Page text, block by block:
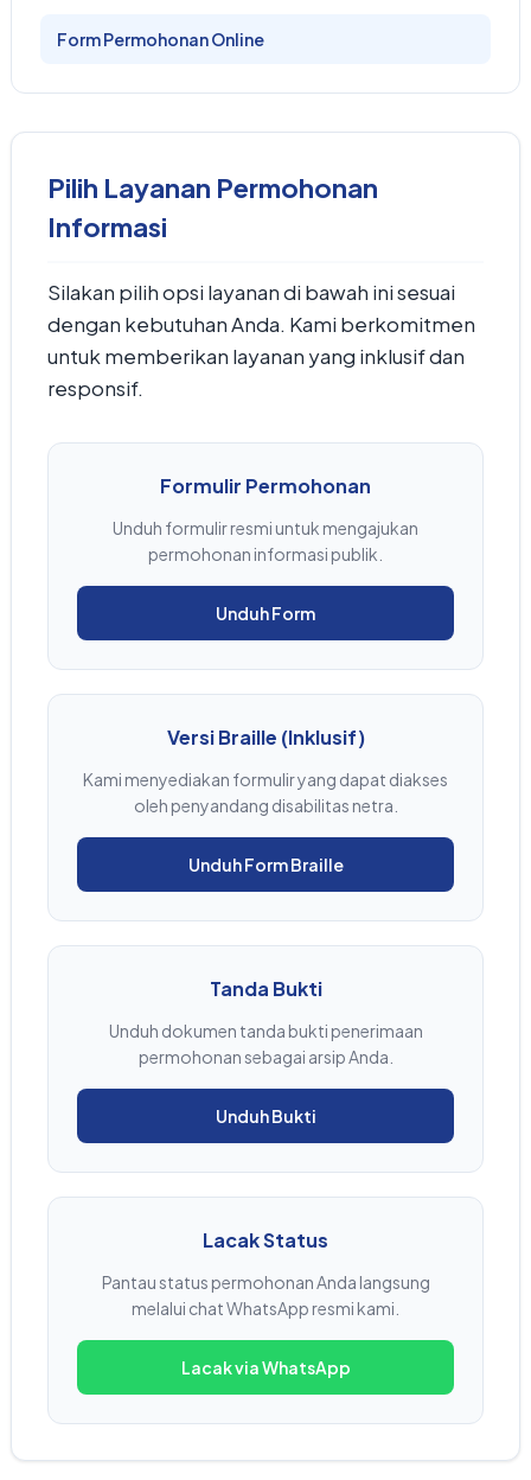
Form Permohonan Online
Pilih Layanan Permohonan
Informasi
Silakan pilih opsi layanan di bawah ini sesuai
dengan kebutuhan Anda. Kami berkomitmen
untuk memberikan layanan yang inklusif dan
responsif.
Formulir Permohonan
Unduh formulir resmi untuk mengajukan
permohonan informasi publik.
Unduh Form
Versi Braille (Inklusif)
Kami menyediakan formulir yang dapat diakses
oleh penyandang disabilitas netra.
Unduh Form Braille
Tanda Bukti
Unduh dokumen tanda bukti penerimaan
permohonan sebagai arsip Anda.
Unduh Bukti
Lacak Status
Pantau status permohonan Anda langsung
melalui chat WhatsApp resmi kami.
Lacak via WhatsApp